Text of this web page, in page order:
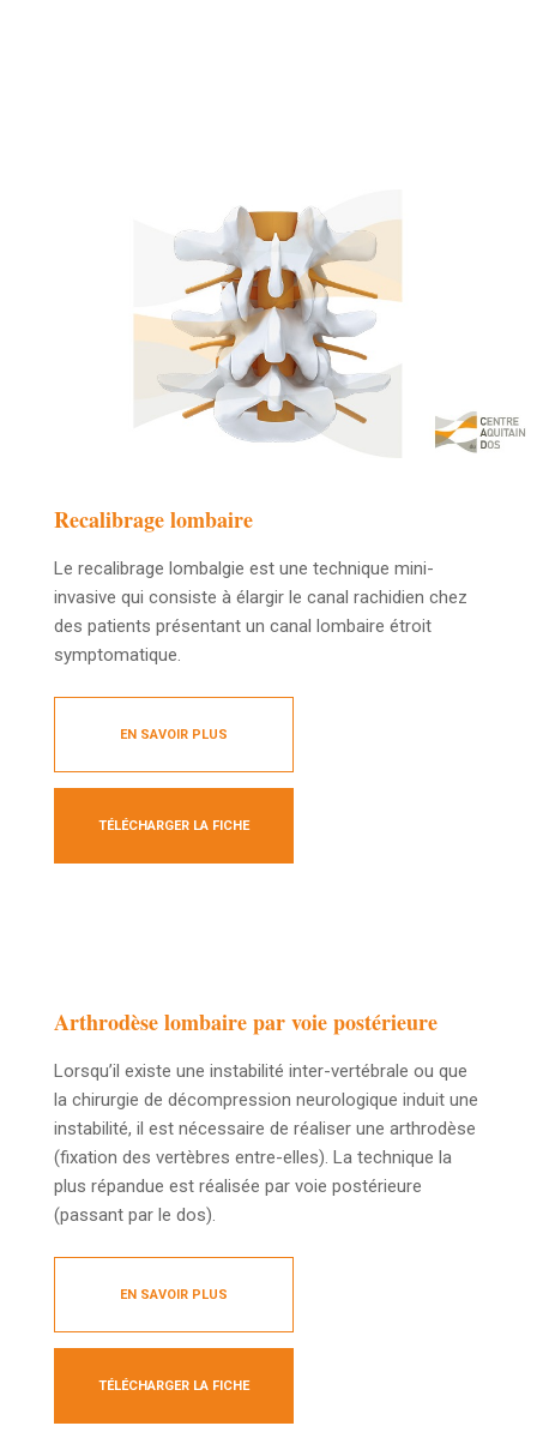
Recalibrage lombaire
Le recalibrage lombalgie est une technique mini-
invasive qui consiste à élargir le canal rachidien chez
des patients présentant un canal lombaire étroit
symptomatique.
EN SAVOIR PLUS
TÉLÉCHARGER LA FICHE
Arthrodèse lombaire par voie postérieure
Lorsqu’il existe une instabilité inter-vertébrale ou que
la chirurgie de décompression neurologique induit une
instabilité, il est nécessaire de réaliser une arthrodèse
(fixation des vertèbres entre-elles). La technique la
plus répandue est réalisée par voie postérieure
(passant par le dos).
EN SAVOIR PLUS
TÉLÉCHARGER LA FICHE